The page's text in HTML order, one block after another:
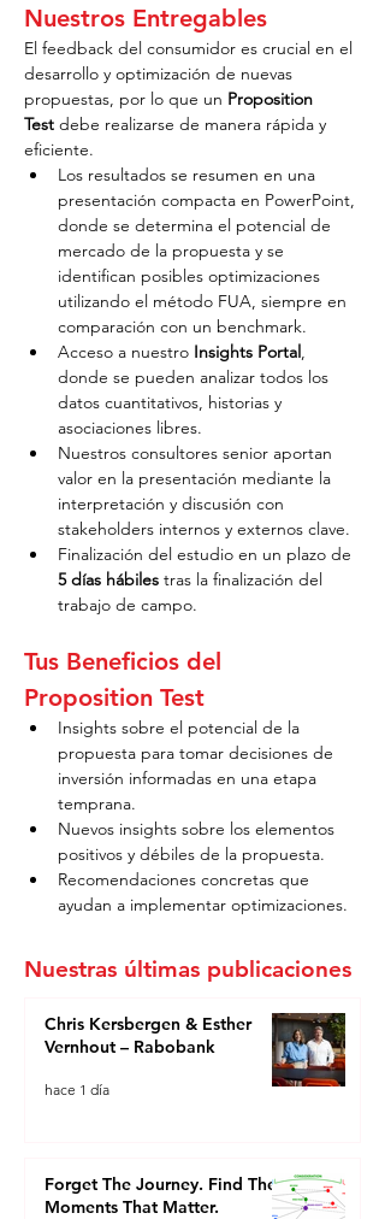
Nuestros Entregables
El feedback del consumidor es crucial en el
desarrollo y optimización de nuevas
propuestas, por lo que un Proposition
Test debe realizarse de manera rápida y
eficiente.
Los resultados se resumen en una
presentación compacta en PowerPoint,
donde se determina el potencial de
mercado de la propuesta y se
identifican posibles optimizaciones
utilizando el método FUA, siempre en
comparación con un benchmark.
Acceso a nuestro Insights Portal,
donde se pueden analizar todos los
datos cuantitativos, historias y
asociaciones libres.
Nuestros consultores senior aportan
valor en la presentación mediante la
interpretación y discusión con
stakeholders internos y externos clave.
Finalización del estudio en un plazo de
5 días hábiles tras la finalización del
trabajo de campo.
Tus Beneficios del
Proposition Test
Insights sobre el potencial de la
propuesta para tomar decisiones de
inversión informadas en una etapa
temprana.
Nuevos insights sobre los elementos
positivos y débiles de la propuesta.
Recomendaciones concretas que
ayudan a implementar optimizaciones.
Nuestras últimas publicaciones
Chris Kersbergen & Esther
Vernhout – Rabobank
hace 1 día
Forget The Journey. Find The
Moments That Matter.